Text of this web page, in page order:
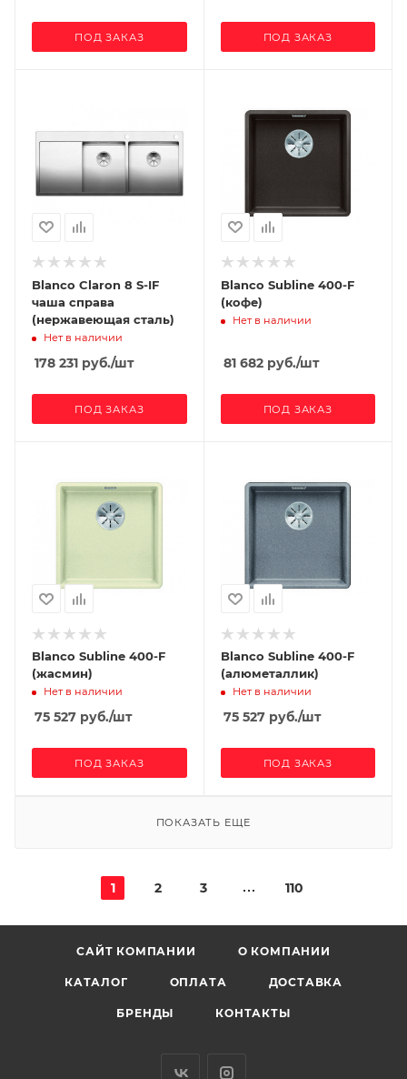
ПОД ЗАКАЗ ПОД ЗАКАЗ
Blanco Claron 8 S-IF
чаша справа
(нержавеющая сталь)
Нет в наличии
178 231 руб./шт
ПОД ЗАКАЗ
Blanco Subline 400-F
(кофе)
Нет в наличии
81 682руб./шт
ПОД ЗАКАЗ
Blanco Subline 400-F
(жасмин)
Нет в наличии
75 527 руб./шт
ПОД ЗАКАЗ
Blanco Subline 400-F
(алюметаллик)
Нет в наличии
75 527руб./шт
ПОД ЗАКАЗ
ПОКАЗАТЬ ЕЩЕ
1 2 3 110
САЙТ КОМПАНИИ О КОМПАНИИ
КАТАЛОГ ОПЛАТА ДОСТАВКА
БРЕНДЫ КОНТАКТЫ